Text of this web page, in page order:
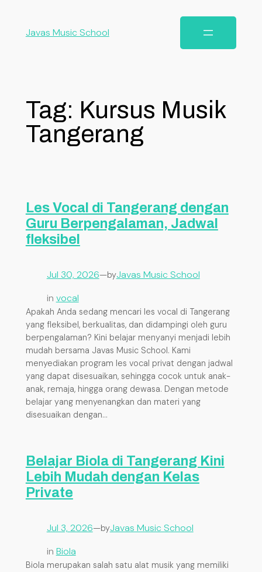
Javas Music School
Tag: Kursus Musik
Tangerang
Les Vocal di Tangerang dengan
Guru Berpengalaman, Jadwal
fleksibel
Jul 30, 2026—byJavas Music School
in vocal
Apakah Anda sedang mencari les vocal di Tangerang
yang fleksibel, berkualitas, dan didampingi oleh guru
berpengalaman? Kini belajar menyanyi menjadi lebih
mudah bersama Javas Music School. Kami
menyediakan program les vocal privat dengan jadwal
yang dapat disesuaikan, sehingga cocok untuk anak-
anak, remaja, hingga orang dewasa. Dengan metode
belajar yang menyenangkan dan materi yang
disesuaikan dengan…
Belajar Biola di Tangerang Kini
Lebih Mudah dengan Kelas
Private
Jul 3, 2026—byJavas Music School
in Biola
Biola merupakan salah satu alat musik yang memiliki